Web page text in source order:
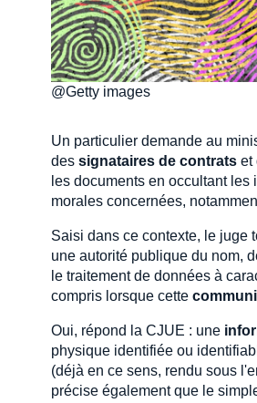
@Getty images
Un particulier demande au
des signataires de contrats et
les documents en occultant
morales concernées,
Saisi dans ce contexte, le juge
une autorité publique du nom,
le traitement de données à
compris lorsque cette
Oui, répond la CJUE : une
physique identifiée ou
(déjà en ce sens, rendu sous
précise également que le